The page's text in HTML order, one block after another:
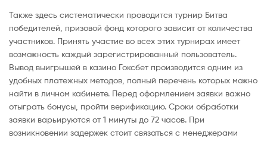
Также здесь систематически проводится турнир Битва
победителей, призовой фонд которого зависит от количества
участников. Принять участие во всех этих турнирах имеет
возможность каждый зарегистрированный пользователь.
Вывод выигрышей в казино Гоксбет производится одним из
удобных платежных методов, полный перечень которых можно
найти в личном кабинете. Перед оформлением заявки важно
отыграть бонусы, пройти верификацию. Сроки обработки
заявки варьируются от 1 минуты до 72 часов. При
возникновении задержек стоит связаться с менеджерами